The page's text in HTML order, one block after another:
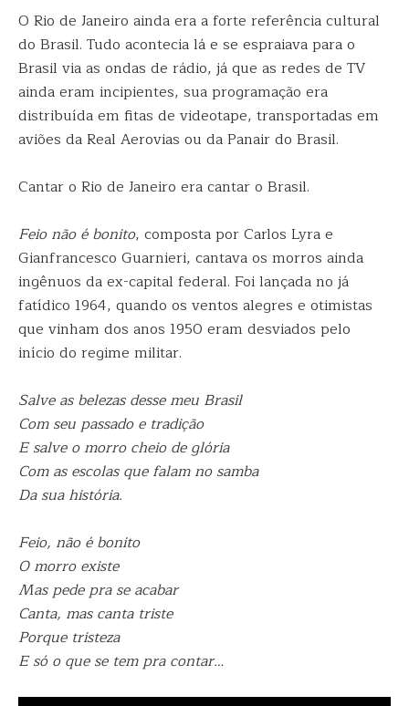
O Rio de Janeiro ainda era a forte referência cultural
do Brasil. Tudo acontecia lá e se espraiava para o
Brasil via as ondas de rádio, já que as redes de TV
ainda eram incipientes, sua programação era
distribuída em fitas de videotape, transportadas em
aviões da Real Aerovias ou da Panair do Brasil.
Cantar o Rio de Janeiro era cantar o Brasil.
Feio não é bonito, composta por Carlos Lyra e
Gianfrancesco Guarnieri, cantava os morros ainda
ingênuos da ex-capital federal. Foi lançada no já
fatídico 1964, quando os ventos alegres e otimistas
que vinham dos anos 1950 eram desviados pelo
início do regime militar.
Salve as belezas desse meu Brasil
Com seu passado e tradição
E salve o morro cheio de glória
Com as escolas que falam no samba
Da sua história.
Feio, não é bonito
O morro existe
Mas pede pra se acabar
Canta, mas canta triste
Porque tristeza
E só o que se tem pra contar…